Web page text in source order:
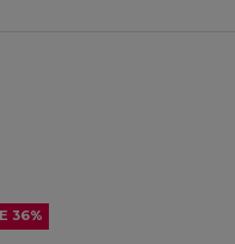
36%